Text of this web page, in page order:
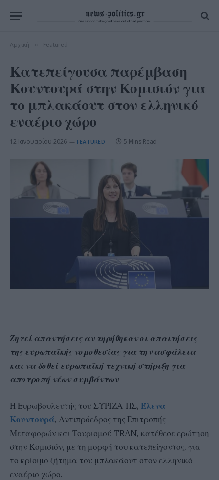
Αρχική Featured
Κατεπείγουσα παρέμβαση
Κουντουρά στην Κομισιόν για
το μπλακάουτ στον ελληνικό
εναέριο χώρο
12 Ιανουαρίου 2026 FEATURED 5 Mins Read
Ζητεί απαντήσεις αν τηρήθηκαν οι απαιτήσεις
της ευρωπαϊκής νομοθεσίας για την ασφάλεια
και να δοθεί ευρωπαϊκή τεχνική στήριξη για
αποτροπή νέων συμβάντων
Η Ευρωβουλευτής του ΣΥΡΙΖΑ-ΠΣ, Έλενα
Κουντουρά, Αντιπρόεδρος της Επιτροπής
Μεταφορών και Τουρισμού TRAN, κατέθεσε ερώτηση
στην Κομισιόν, με τη μορφή του κατεπείγοντος, για
το κρίσιμο ζήτημα του μπλακάουτ στον ελληνικό
εναέριο χώρο.